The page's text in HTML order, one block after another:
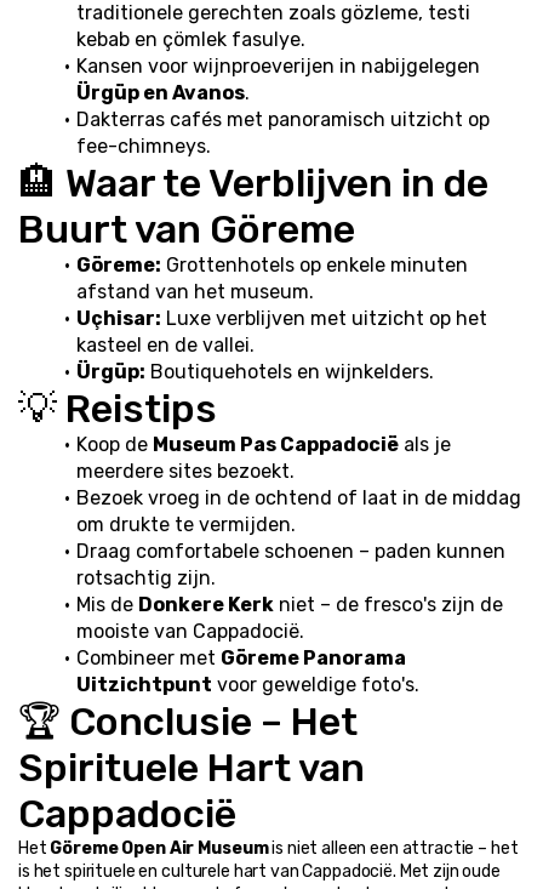
traditionele gerechten zoals gözleme, testi
kebab en çömlek fasulye.
Ürgüp en Avanos.
Dakterras cafés met panoramisch uitzicht op
fee-chimneys.
🏨 Waar te Verblijven in de
Buurt van Göreme
Göreme: Grottenhotels op enkele minuten
afstand van het museum.
Uçhisar: Luxe verblijven met uitzicht op het
kasteel en de vallei.
Ürgüp: Boutiquehotels en wijnkelders.
💡 Reistips
Koop de Museum Pas Cappadocië als je
meerdere sites bezoekt.
Bezoek vroeg in de ochtend of laat in de middag
om drukte te vermijden.
Draag comfortabele schoenen – paden kunnen
rotsachtig zijn.
Mis de Donkere Kerk niet – de fresco's zijn de
mooiste van Cappadocië.
Combineer met Göreme Panorama
Uitzichtpunt voor geweldige foto's.
🏆 Conclusie – Het
Spirituele Hart van
Cappadocië
Het Göreme Open Air Museum is niet alleen een attractie – het
is het spirituele en culturele hart van Cappadocië. Met zijn oude